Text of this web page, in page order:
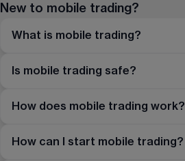
New to mobile trading?
What is mobile trading?
Is mobile trading safe?
How does mobile trading work?
How can I start mobile trading?